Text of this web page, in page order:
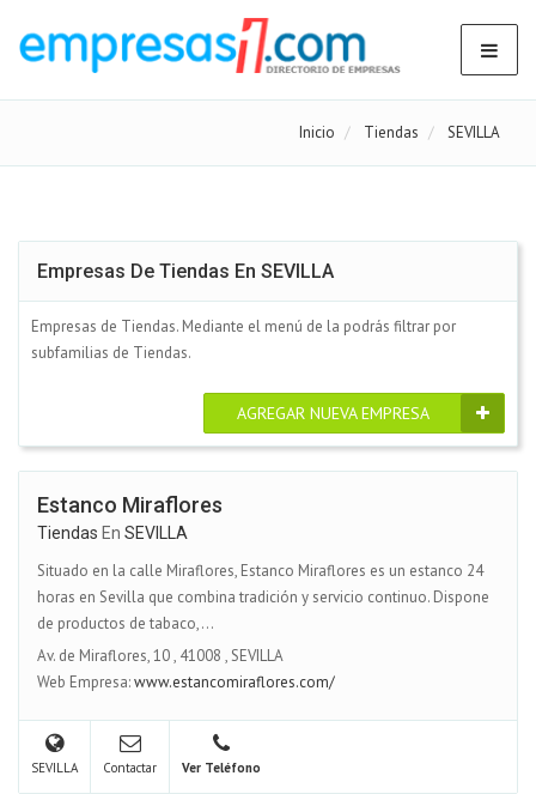
Inicio Tiendas SEVILLA
Empresas De Tiendas En SEVILLA
Empresas de Tiendas. Mediante el menú de la podrás filtrar por
subfamilias de Tiendas.
AGREGAR NUEVA EMPRESA
Estanco Miraflores
Tiendas En SEVILLA
Situado en la calle Miraflores, Estanco Miraflores es un estanco 24
horas en Sevilla que combina tradición y servicio continuo. Dispone
de productos de tabaco,...
Av. de Miraflores, 10, 41008 ,SEVILLA
Web Empresa:www.estancomiraflores.com/
SEVILLA Contactar Ver Teléfono